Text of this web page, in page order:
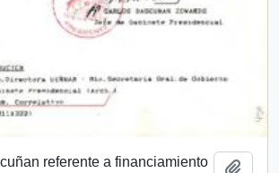
referente a financiamiento